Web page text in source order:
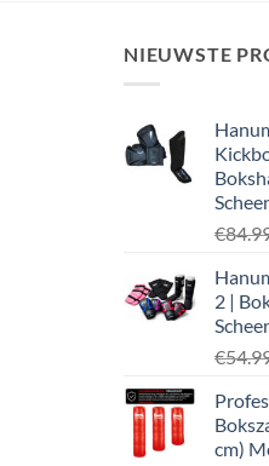
NIEUWSTE
€
2 |
€
cm)